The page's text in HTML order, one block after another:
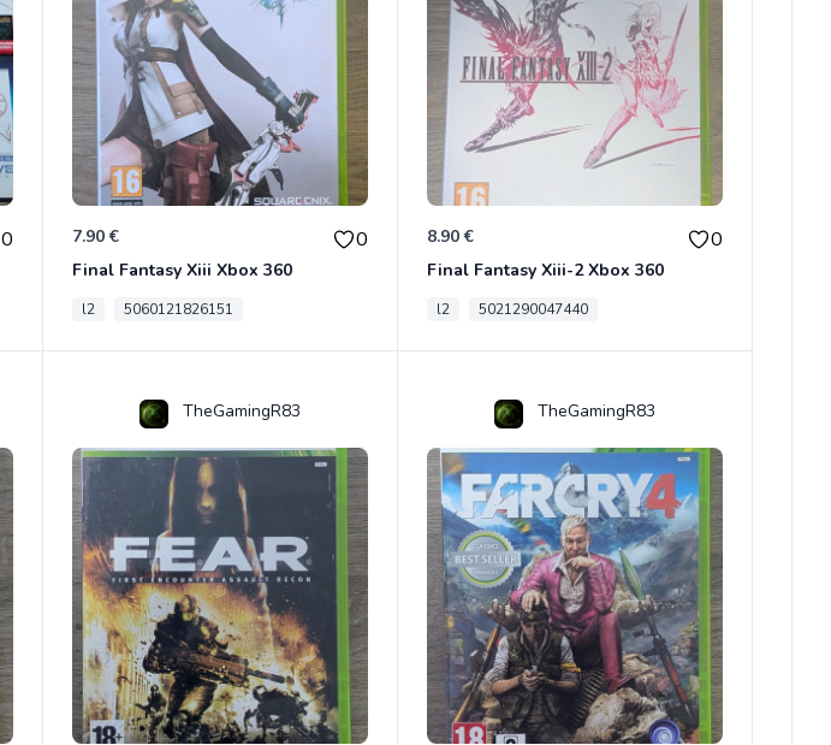
0 7.90 € 0
Final Fantasy Xiii Xbox 360
l2 5060121826151
8.90 € 0
Final Fantasy Xiii-2 Xbox 360
l2 5021290047440
TheGamingR83 TheGamingR83